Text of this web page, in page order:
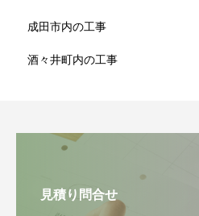
成田市内の工事
酒々井町内の工事
見積り問合せ